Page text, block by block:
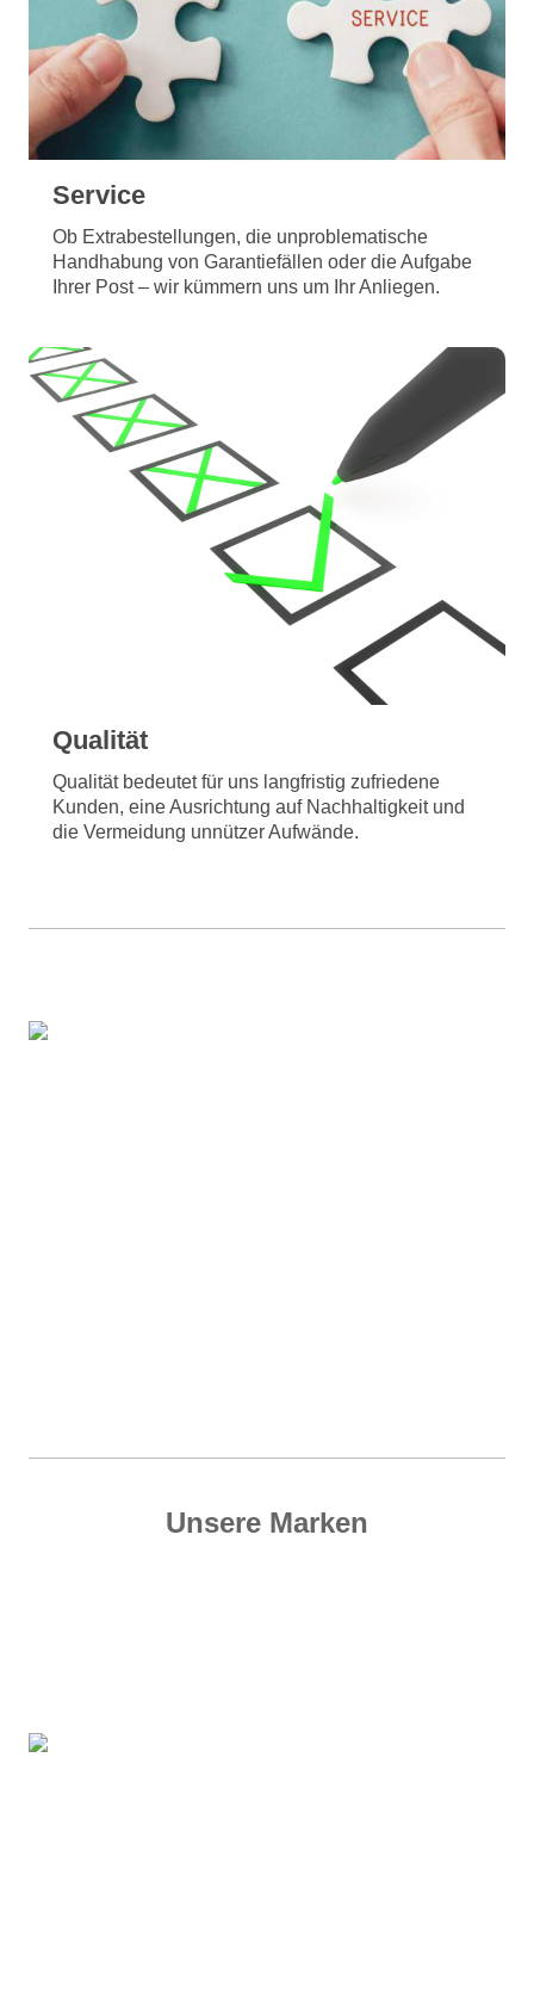
Service
Ob Extrabestellungen, die unproblematische
Handhabung von Garantiefällen oder die Aufgabe
Ihrer Post – wir kümmern uns um Ihr Anliegen.
Qualität
Qualität bedeutet für uns langfristig zufriedene
Kunden, eine Ausrichtung auf Nachhaltigkeit und
die Vermeidung unnützer Aufwände.
Unsere Marken